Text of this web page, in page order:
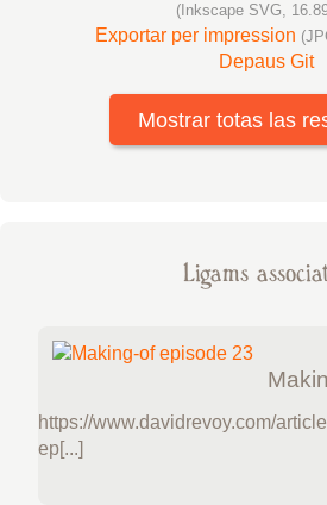
(Inkscape SVG,
Exportar per impression
Depaus Git
Mostrar totas las
Ligams
https://www.davidrevoy.com/
ep[...]